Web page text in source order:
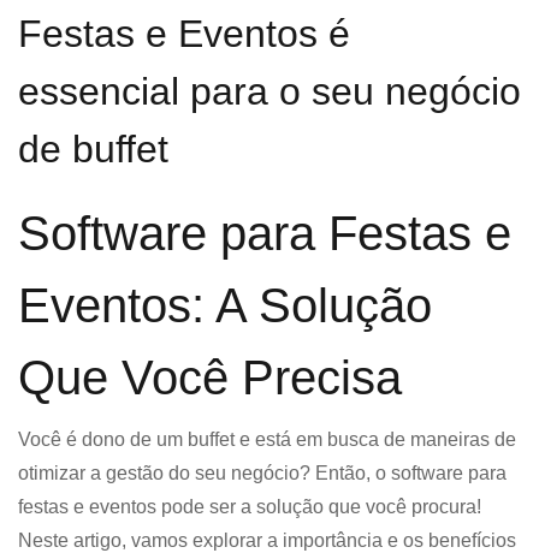
Festas e Eventos é
essencial para o seu negócio
de buffet
Software para Festas e
Eventos: A Solução
Que Você Precisa
Você é dono de um buffet e está em busca de maneiras de
otimizar a gestão do seu negócio? Então, o software para
festas e eventos pode ser a solução que você procura!
Neste artigo, vamos explorar a importância e os benefícios